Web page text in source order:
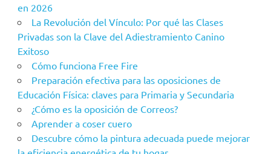
en 2026
La Revolución del Vínculo: Por qué las Clases
Privadas son la Clave del Adiestramiento Canino
Exitoso
Cómo funciona Free Fire
Preparación efectiva para las oposiciones de
Educación Física: claves para Primaria y Secundaria
¿Cómo es la oposición de Correos?
Aprender a coser cuero
Descubre cómo la pintura adecuada puede mejorar